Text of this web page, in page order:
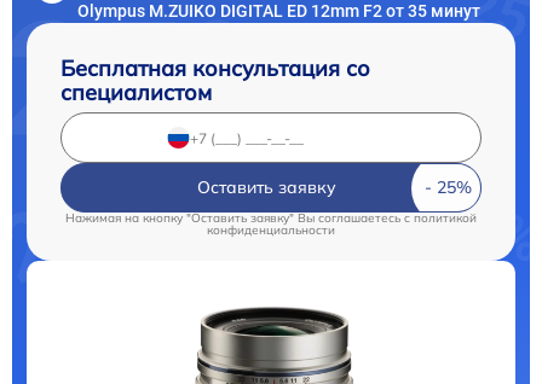
Olympus M.ZUIKO DIGITAL ED 12mm F2 от 35 минут
Бесплатная консультация со
специалистом
Оставить заявку
Нажимая на кнопку "Оставить заявку" Вы соглашаетесь c политикой
конфиденциальности